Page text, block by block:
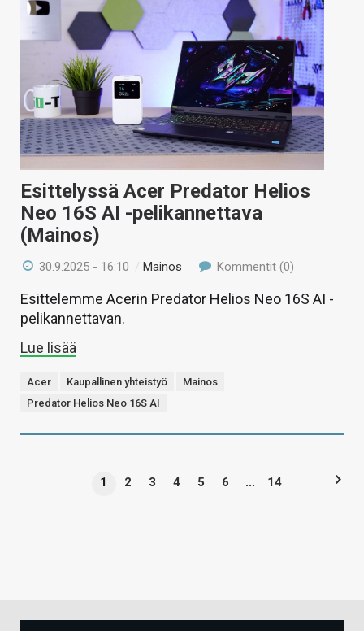
Esittelyssä Acer Predator Helios
Neo 16S AI -pelikannettava
(Mainos)
30.9.2025 - 16:10 /Mainos Kommentit (0)
Esittelemme Acerin Predator Helios Neo 16S AI -
pelikannettavan.
Lue lisää
Acer Kaupallinen yhteistyö
Mainos
Predator Helios Neo 16S AI
1 2 3 4 5 6 ... 14